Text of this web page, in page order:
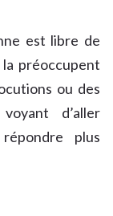
est libre de
préoccupent
ou des
d’aller
plus